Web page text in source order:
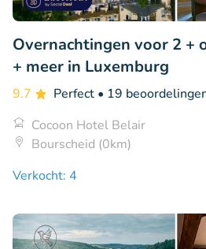
Overnachtingen voor 2 +
+ meer in Luxemburg
9.7 Perfect • 19
Cocoon Hotel Belair
Bourscheid (0km)
Verkocht: 4